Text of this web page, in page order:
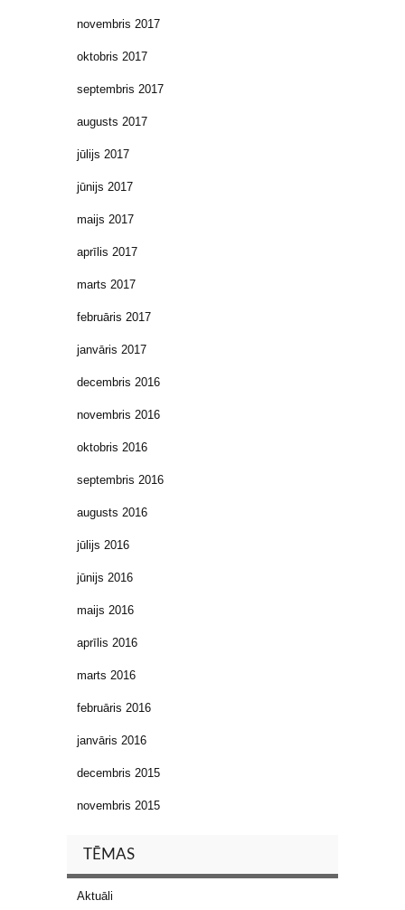
novembris 2017
oktobris 2017
septembris 2017
augusts 2017
jūlijs 2017
jūnijs 2017
maijs 2017
aprīlis 2017
marts 2017
februāris 2017
janvāris 2017
decembris 2016
novembris 2016
oktobris 2016
septembris 2016
augusts 2016
jūlijs 2016
jūnijs 2016
maijs 2016
aprīlis 2016
marts 2016
februāris 2016
janvāris 2016
decembris 2015
novembris 2015
TĒMAS
Aktuāli